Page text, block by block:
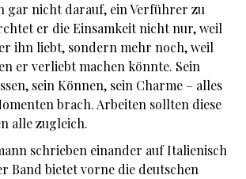
gar nicht darauf, ein Verführer zu
er die Einsamkeit nicht nur, weil
ihn liebt, sondern mehr noch, weil
er verliebt machen könnte. Sein
sein Können, sein Charme – alles
brach. Arbeiten sollten diese
alle zugleich.
schrieben einander auf Italienisch
Band bietet vorne die deutschen